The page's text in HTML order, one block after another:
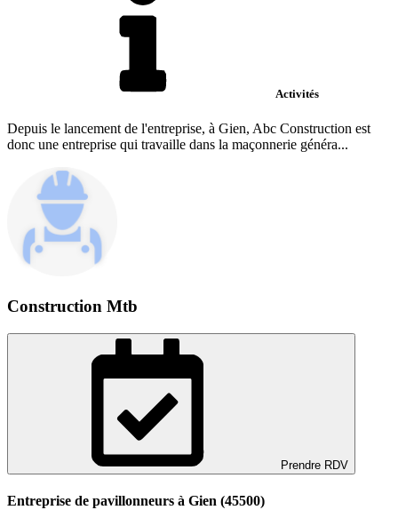
Activités
Depuis le lancement de l'entreprise, à Gien, Abc Construction est
donc une entreprise qui travaille dans la maçonnerie généra...
Construction Mtb
Prendre RDV
Entreprise de pavillonneurs à Gien (45500)